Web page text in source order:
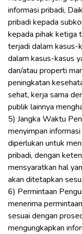
informasi pribadi,
pribadi kepada
kepada pihak ketiga
terjadi dalam kasus-
dalam kasus-kasus
dan/atau properti
peningkatan
sehat, kerja sama
publik lainnya
5) Jangka Waktu
menyimpan
diperlukan untuk
pribadi, dengan
mensyaratkan hal
akan ditetapkan
6) Permintaan
menerima
sesuai dengan
mengungkapkan